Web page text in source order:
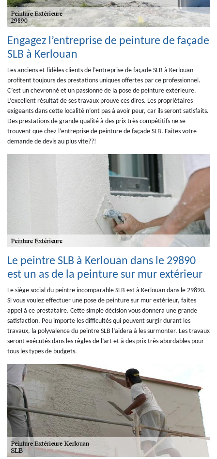
Engagez l’entreprise de peinture de façade
SLB à Kerlouan
Les anciens et fidèles clients de l’entreprise de façade SLB à Kerlouan
profitent toujours des prestations uniques offertes par ce professionnel.
C’est un chevronné et un passionné de la pose de peinture extérieure.
L’excellent résultat de ses travaux prouve ces dires. Les propriétaires
exigeants dans cette localité n’ont pas à avoir peur, car ils seront satisfaits.
Des prestations de grande qualité à des prix très compétitifs ne se
trouvent que chez l’entreprise de peinture de façade SLB. Faites votre
demande de devis au plus vite??!
Le peintre SLB à Kerlouan dans le 29890
est un as de la peinture sur mur extérieur
Le siège social du peintre incomparable SLB est à Kerlouan dans le 29890.
Si vous voulez effectuer une pose de peinture sur mur extérieur, faites
appel à ce prestataire. Cette simple décision vous donnera une grande
satisfaction. Peu importe les difficultés qui peuvent surgir durant les
travaux, la polyvalence du peintre SLB l’aidera à les surmonter. Les travaux
seront exécutés dans les règles de l’art et à des prix très abordables pour
tous les types de budgets.